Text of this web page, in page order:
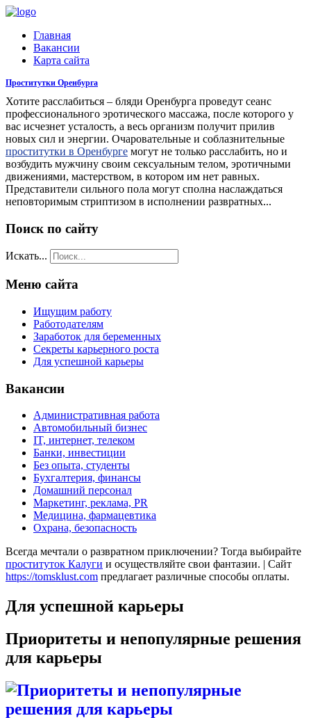
Главная
Вакансии
Карта сайта
Проститутки Оренбурга
Хотите расслабиться – бляди Оренбурга проведут сеанс
профессионального эротического массажа, после которого у
вас исчезнет усталость, а весь организм получит прилив
новых сил и энергии. Очаровательные и соблазнительные
проститутки в Оренбурге могут не только расслабить, но и
возбудить мужчину своим сексуальным телом, эротичными
движениями, мастерством, в котором им нет равных.
Представители сильного пола могут сполна наслаждаться
неповторимым стриптизом в исполнении развратных...
Поиск по сайту
Искать...
Меню сайта
Ищущим работу
Работодателям
Заработок для беременных
Секреты карьерного роста
Для успешной карьеры
Вакансии
Административная работа
Автомобильный бизнес
IT, интернет, телеком
Банки, инвестиции
Без опыта, студенты
Бухгалтерия, финансы
Домашний персонал
Маркетинг, реклама, PR
Медицина, фармацевтика
Охрана, безопасность
Всегда мечтали о развратном приключении? Тогда выбирайте
проституток Калуги и осуществляйте свои фантазии. | Сайт
https://tomsklust.com предлагает различные способы оплаты.
Для успешной карьеры
Приоритеты и непопулярные решения
для карьеры